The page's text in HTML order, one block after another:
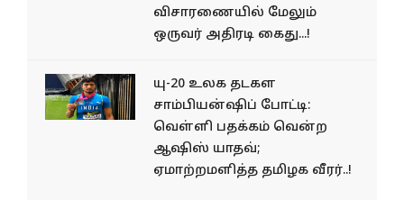
விசாரணையில் மேலும்
ஒருவர் அதிரடி கைது...!
யு-20 உலக தடகள
சாம்பியன்ஷிப் போட்டி:
வெள்ளி பதக்கம் வென்ற
ஆஷிஸ் யாதவ்;
ஏமாற்றமளித்த தமிழக வீரர்..!